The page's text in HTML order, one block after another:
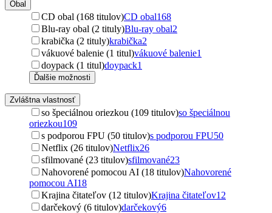
Obal
CD obal (168 titulov)CD obal168
Blu-ray obal (2 tituly)Blu-ray obal2
krabička (2 tituly)krabička2
vákuové balenie (1 titul)vákuové balenie1
doypack (1 titul)doypack1
Ďalšie možnosti
Zvláštna vlastnosť
so špeciálnou oriezkou (109 titulov)so špeciálnou
oriezkou109
s podporou FPU (50 titulov)s podporou FPU50
Netflix (26 titulov)Netflix26
sfilmované (23 titulov)sfilmované23
Nahovorené pomocou AI (18 titulov)Nahovorené
pomocou AI18
Krajina čitateľov (12 titulov)Krajina čitateľov12
darčekový (6 titulov)darčekový6